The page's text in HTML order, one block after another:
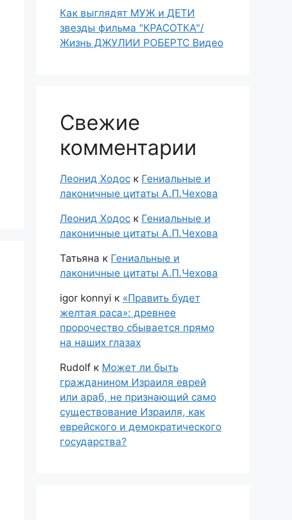
Как выглядят МУЖ и ДЕТИ
звезды фильма "КРАСОТКА"/
Жизнь ДЖУЛИИ РОБЕРТС Видео
Свежие
комментарии
Леонид Ходос к Гениальные и
лаконичные цитаты А.П.Чехова
Леонид Ходос к Гениальные и
лаконичные цитаты А.П.Чехова
Татьяна к Гениальные и
лаконичные цитаты А.П.Чехова
igor konnyi к «Править будет
желтая раса»: древнее
пророчество сбывается прямо
на наших глазах
Rudolf к Может ли быть
гражданином Израиля еврей
или араб, не признающий само
существование Израиля, как
еврейского и демократического
государства?